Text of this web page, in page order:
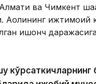
ва Чимкент
ижтимоий
ишонч